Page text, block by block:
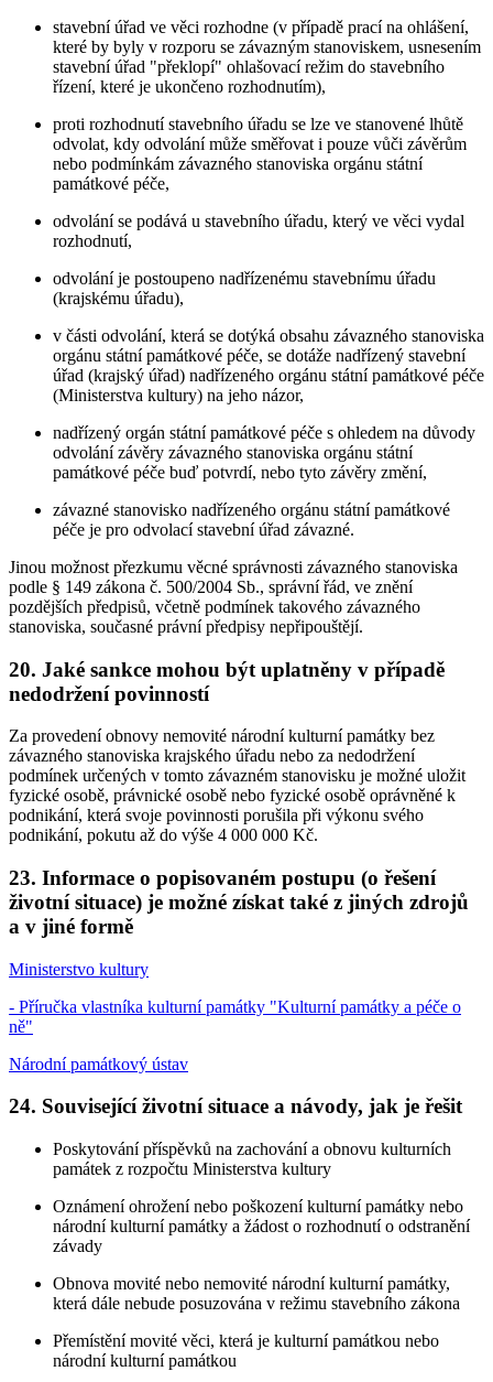
stavební úřad ve věci rozhodne (v případě prací na ohlášení,
které by byly v rozporu se závazným stanoviskem, usnesením
stavební úřad "překlopí" ohlašovací režim do stavebního
řízení, které je ukončeno rozhodnutím),
proti rozhodnutí stavebního úřadu se lze ve stanovené lhůtě
odvolat, kdy odvolání může směřovat i pouze vůči závěrům
nebo podmínkám závazného stanoviska orgánu státní
památkové péče,
odvolání se podává u stavebního úřadu, který ve věci vydal
rozhodnutí,
odvolání je postoupeno nadřízenému stavebnímu úřadu
(krajskému úřadu),
v části odvolání, která se dotýká obsahu závazného stanoviska
orgánu státní památkové péče, se dotáže nadřízený stavební
úřad (krajský úřad) nadřízeného orgánu státní památkové péče
(Ministerstva kultury) na jeho názor,
nadřízený orgán státní památkové péče s ohledem na důvody
odvolání závěry závazného stanoviska orgánu státní
památkové péče buď potvrdí, nebo tyto závěry změní,
závazné stanovisko nadřízeného orgánu státní památkové
péče je pro odvolací stavební úřad závazné.
Jinou možnost přezkumu věcné správnosti závazného stanoviska
podle § 149 zákona č. 500/2004 Sb., správní řád, ve znění
pozdějších předpisů, včetně podmínek takového závazného
stanoviska, současné právní předpisy nepřipouštějí.
20. Jaké sankce mohou být uplatněny v případě
nedodržení povinností
Za provedení obnovy nemovité národní kulturní památky bez
závazného stanoviska krajského úřadu nebo za nedodržení
podmínek určených v tomto závazném stanovisku je možné uložit
fyzické osobě, právnické osobě nebo fyzické osobě oprávněné k
podnikání, která svoje povinnosti porušila při výkonu svého
podnikání, pokutu až do výše 4 000 000 Kč.
23. Informace o popisovaném postupu (o řešení
životní situace) je možné získat také z jiných zdrojů
a v jiné formě
Ministerstvo kultury
- Příručka vlastníka kulturní památky "Kulturní památky a péče o
ně"
Národní památkový ústav
24. Související životní situace a návody, jak je řešit
Poskytování příspěvků na zachování a obnovu kulturních
památek z rozpočtu Ministerstva kultury
Oznámení ohrožení nebo poškození kulturní památky nebo
národní kulturní památky a žádost o rozhodnutí o odstranění
závady
Obnova movité nebo nemovité národní kulturní památky,
která dále nebude posuzována v režimu stavebního zákona
Přemístění movité věci, která je kulturní památkou nebo
národní kulturní památkou